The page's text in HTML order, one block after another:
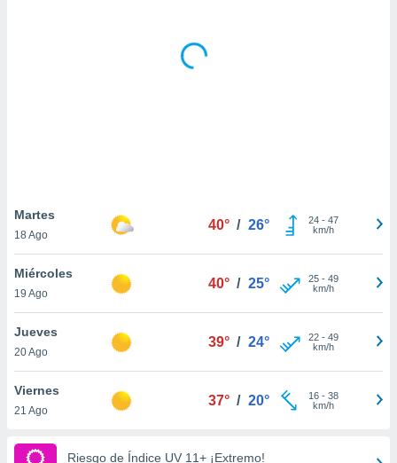
similares
como
sitio
de
traten tus
en
interés
Para
su
Martes
18 Ago
40° / 26° 24- 47
km/h
Miércoles
19 Ago
40° / 25° 25- 49
km/h
Jueves
20 Ago
39° / 24° 22- 49
km/h
Viernes
21 Ago
37° / 20° 16- 38
km/h
Riesgo de Índice UV 11+ ¡Extremo!